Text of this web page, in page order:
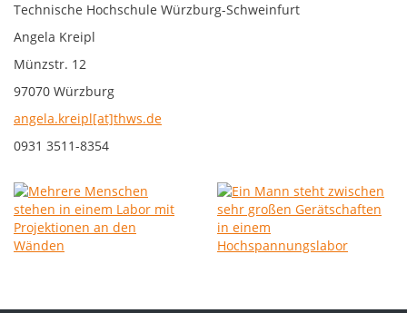
Technische Hochschule Würzburg-Schweinfurt
Angela Kreipl
Münzstr. 12
97070 Würzburg
angela.kreipl[at]thws.de
0931 3511-8354